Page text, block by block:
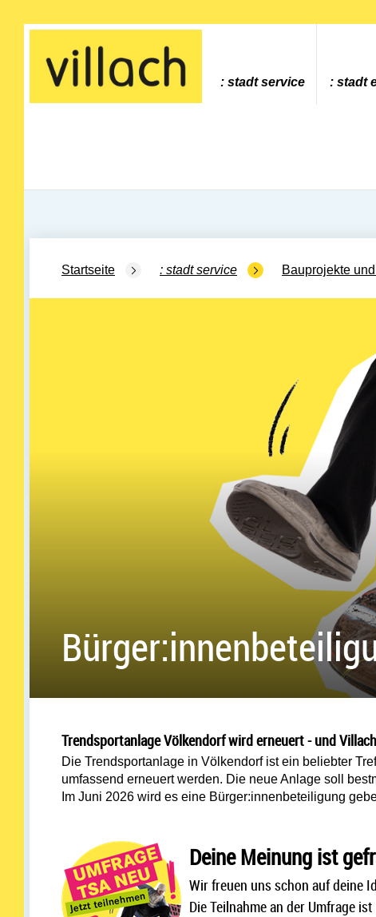
Gehe zur Startseite
stadt service stadt
Startseite stadt service Bauprojekte
Trendsportanlage Völkendorf wird erneuert - und
Die Trendsportanlage in Völkendorf ist ein beliebter
umfassend erneuert werden. Die neue Anlage soll
m Juni 2026 wird es eine Bürger:innenbeteiligung
Deine Meinung ist
Wir freuen uns schon auf deine
Die Teilnahme an der Umfrage